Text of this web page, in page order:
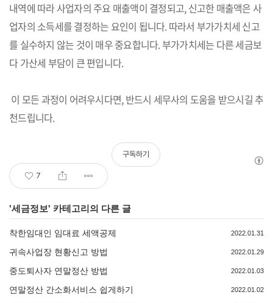
내역에 따라 사업자의 주요 매출액이 결정되고, 신고한 매출액은 사
업자의 소득세를 결정하는 요인이 됩니다. 따라서 부가가치세 신고
를 실수하지 않는 것이 매우 중요합니다. 부가가치세는 다른 세금보
다 가산세 부담이 큰 편입니다.
이 모든 과정이 어려우시다면, 반드시 세무사의 도움을 받으시길 추
천드립니다.
7
구독하기
'세금정보' 카테고리의 다른 글
착한임대인 임대료 세액공제 2022.01.31
귀속사업장 현황신고 방법 2022.01.29
중도퇴사자 연말정산 방법 2022.01.03
연말정산 간소화서비스 쉽게하기 2022.01.02